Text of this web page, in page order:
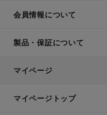
会員情報について
製品・保証について
マイページ
マイページトップ